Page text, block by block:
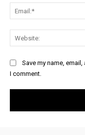
Save my name,
I comment.